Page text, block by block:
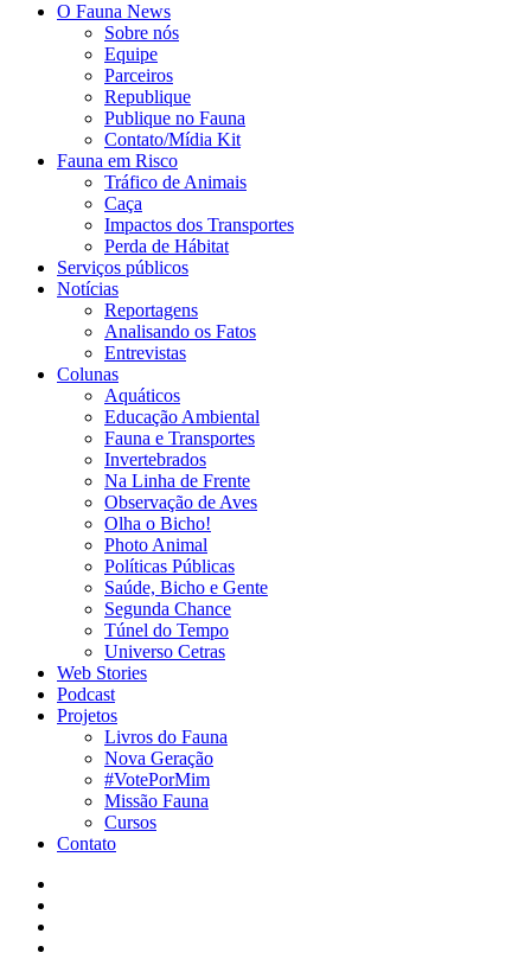
O Fauna News
Sobre nós
Equipe
Parceiros
Republique
Publique no Fauna
Contato/Mídia Kit
Fauna em Risco
Tráfico de Animais
Caça
Impactos dos Transportes
Perda de Hábitat
Serviços públicos
Notícias
Reportagens
Analisando os Fatos
Entrevistas
Colunas
Aquáticos
Educação Ambiental
Fauna e Transportes
Invertebrados
Na Linha de Frente
Observação de Aves
Olha o Bicho!
Photo Animal
Políticas Públicas
Saúde, Bicho e Gente
Segunda Chance
Túnel do Tempo
Universo Cetras
Web Stories
Podcast
Projetos
Livros do Fauna
Nova Geração
#VotePorMim
Missão Fauna
Cursos
Contato